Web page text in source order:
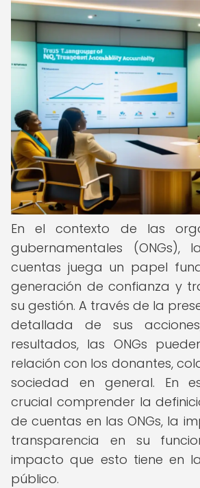
En el contexto de las
gubernamentales (ONGs),
cuentas juega un papel
generación de confianza y
su gestión. A través de la
detallada de sus
resultados, las ONGs
relación con los donantes,
sociedad en general. En
crucial comprender la
de cuentas en las ONGs, la
transparencia en su
impacto que esto tiene en
público.